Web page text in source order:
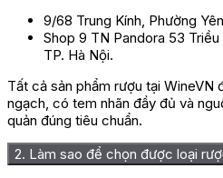
9/68 Trung Kính, Phường
Shop 9 TN Pandora 53
TP. Hà Nội.
Tất cả sản phẩm rượu tại WineVN
ngạch, có tem nhãn đầy đủ và
quản đúng tiêu chuẩn.
2. Làm sao để chọn được loại